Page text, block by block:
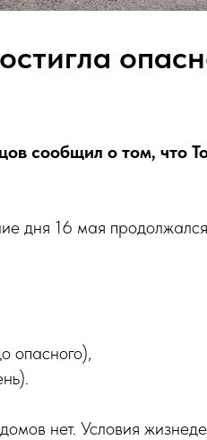
сообщил о том, что
дня 16 мая
опасного),
нет. Условия